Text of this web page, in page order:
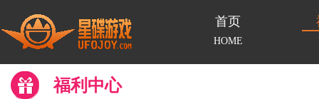
首页
HOME
福利中心